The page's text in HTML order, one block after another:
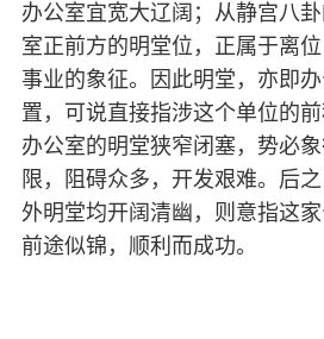
办公室宜宽大辽阔；从静宫八
室正前方的明堂位，正属于离
事业的象征。因此明堂，亦即
置，可说直接指涉这个单位的
办公室的明堂狭窄闭塞，势必
限，阻碍众多，开发艰难。后
外明堂均开阔清幽，则意指这家
前途似锦，顺利而成功。